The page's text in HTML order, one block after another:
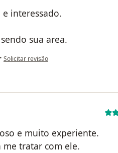
interessado.
sua area.
• na opinião do utilizador RD
Solicitar revisão
e muito experiente.
me tratar com ele.